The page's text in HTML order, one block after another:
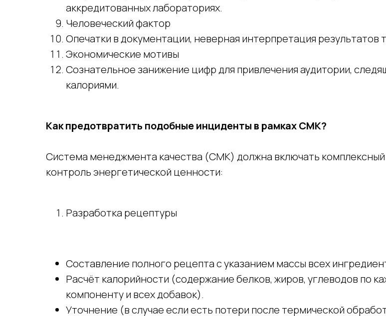
аккредитованных лабораториях.
Человеческий фактор
Опечатки в документации, неверная интерпретация результатов
Экономические мотивы
Сознательное занижение цифр для привлечения аудитории,
калориями.
Как предотвратить подобные инциденты в рамках СМК?
Система менеджмента качества (СМК) должна включать комплексный
контроль энергетической ценности:
Разработка рецептуры
Составление полного рецепта с указанием массы всех
Расчёт калорийности (содержание белков, жиров, углеводов по
компоненту и всех добавок).
Уточнение (в случае если есть потери после термической